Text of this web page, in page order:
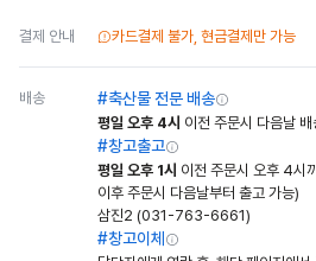
결제 안내 카드결제 불가, 현금결제만 가능
배송 #축산물 전문 배송
평일 오후 4시 이전 주문시 다음날
#창고출고
평일 오후 1시 이전 주문시 오후 4시
이후 주문시 다음날부터 출고 가능)
삼진2 (031-763-6661)
#창고이체